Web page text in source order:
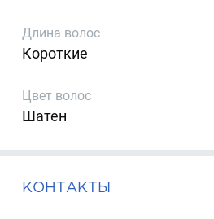
Длина волос
Короткие
Цвет волос
Шатен
КОНТАКТЫ